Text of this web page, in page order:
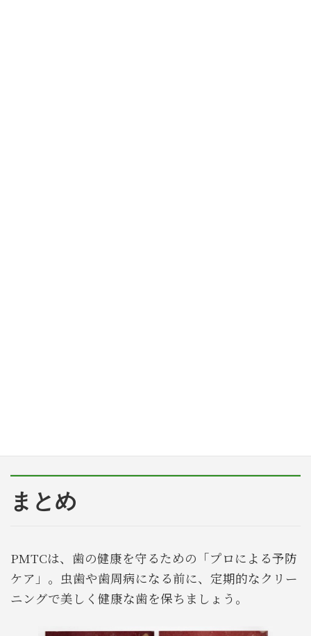
まとめ
PMTCは、歯の健康を守るための「プロによる予防
ケア」。虫歯や歯周病になる前に、定期的なクリー
ニングで美しく健康な歯を保ちましょう。